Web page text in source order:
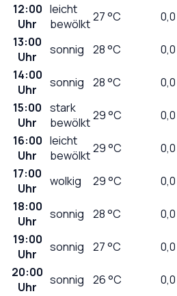
12:00
Uhr
leicht
bewölkt27°C 0,0
13:00
Uhr
sonnig 28°C 0,0
14:00
Uhr
sonnig 28°C 0,0
15:00
Uhr
stark
bewölkt29°C 0,0
16:00
Uhr
leicht
bewölkt29°C 0,0
17:00
Uhr
wolkig 29°C 0,0
18:00
Uhr
sonnig 28°C 0,0
19:00
Uhr
sonnig 27°C 0,0
20:00
Uhr
sonnig 26°C 0,0